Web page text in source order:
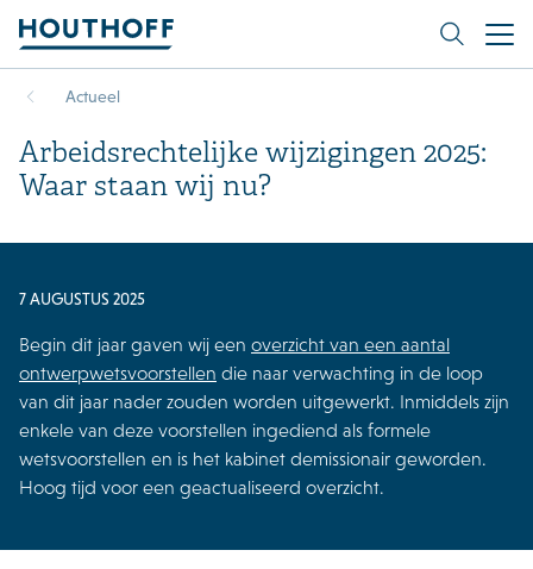
Actueel
Arbeidsrechtelijke wijzigingen 2025:
Waar staan wij nu?
7 AUGUSTUS 2025
Begin dit jaar gaven wij een overzicht van een aantal
ontwerpwetsvoorstellen die naar verwachting in de loop
van dit jaar nader zouden worden uitgewerkt. Inmiddels zijn
enkele van deze voorstellen ingediend als formele
wetsvoorstellen en is het kabinet demissionair geworden.
Hoog tijd voor een geactualiseerd overzicht.